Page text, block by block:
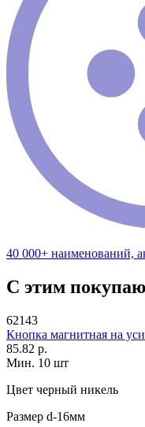
40 000+ наименований,
С этим
62143
Кнопка магнитная на
85.82 р.
Мин. 10 шт
Цвет черный никель
Размер d-16мм